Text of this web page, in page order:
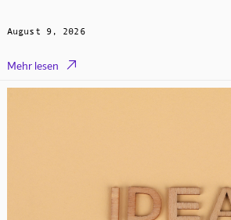
August 9, 2026
Mehr lesen 